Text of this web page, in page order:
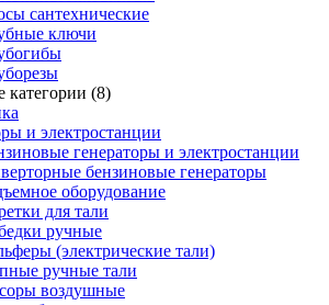
сантехнические
ключи
категории (8)
и электростанции
генераторы и электростанции
бензиновые генераторы
оборудование
для тали
ручные
(электрические тали)
ручные тали
воздушные